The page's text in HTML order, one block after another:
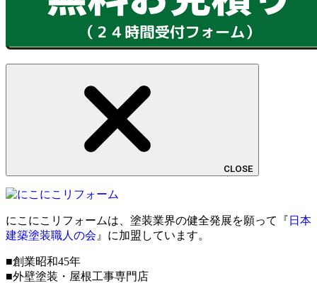
CLOSE
にこにこリフォームは、塗装業界の健全発展を願って『 日本
建築塗装職人の会 』に加盟しています。
■創業昭和45年
■外壁塗装・屋根工事専門店